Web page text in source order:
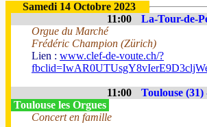
Samedi 14 Octobre 2023
11:00
La-Tour-de-
Orgue du Marché
Frédéric Champion (Zürich)
Lien : www.clef-de-voute.ch/?
11:00 Toulouse (31)
Toulouse les Orgues
Concert en famille